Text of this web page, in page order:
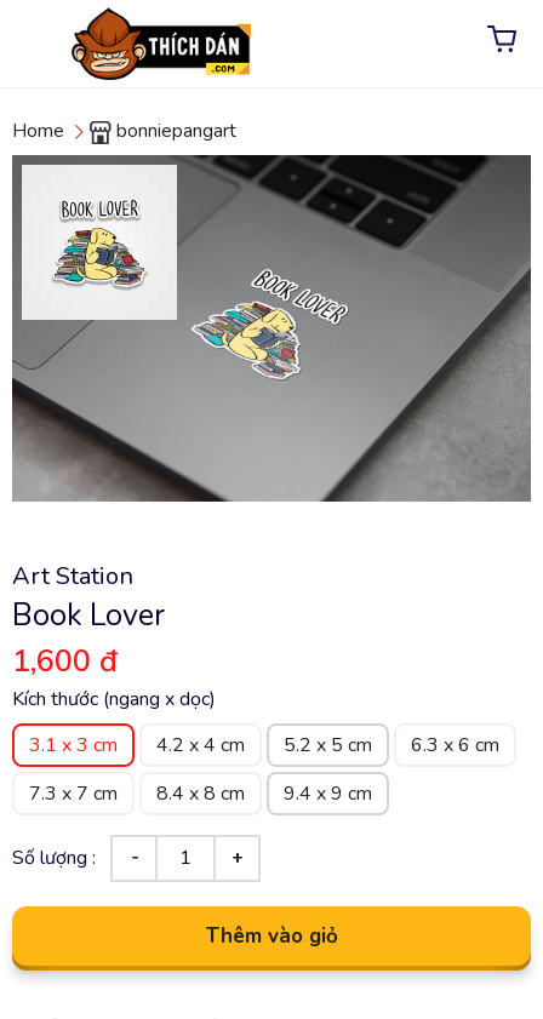
Home bonniepangart
Art Station
Book Lover
1,600 đ
Kích thước (ngang x dọc)
3.1 x 3 cm
4.2 x 4 cm 5.2 x 5 cm
6.3 x 6 cm
7.3 x 7 cm
8.4 x 8 cm 9.4 x 9 cm
Số lượng :
Thêm vào giỏ